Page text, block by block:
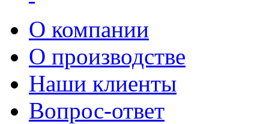
О компании
О производстве
Наши клиенты
Вопрос-ответ